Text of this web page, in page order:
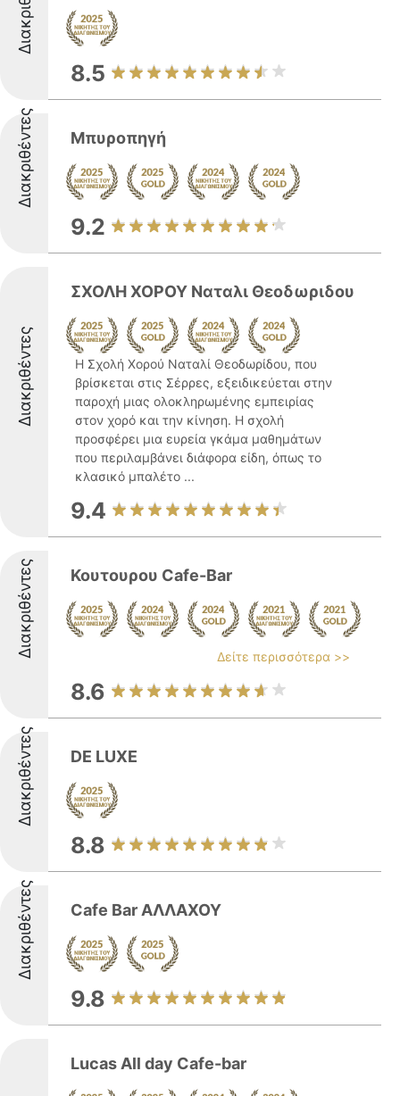
8.5
Διακριθέντες Μπυροπηγή
9.2
Διακριθέντες
ΣΧΟΛΗ ΧΟΡΟΥ Ναταλι Θεοδωριδου
Η Σχολή Χορού Ναταλί Θεοδωρίδου, που
βρίσκεται στις Σέρρες, εξειδικεύεται στην
παροχή μιας ολοκληρωμένης εμπειρίας
στον χορό και την κίνηση. Η σχολή
προσφέρει μια ευρεία γκάμα μαθημάτων
που περιλαμβάνει διάφορα είδη, όπως το
κλασικό μπαλέτο ...
9.4
Διακριθέντες Κουτουρου Cafe-Bar
Δείτε περισσότερα >>
8.6
Διακριθέντες DE LUXE
8.8
Διακριθέντες Cafe Bar ΑΛΛΑΧΟΥ
9.8
Lucas All day Cafe-bar